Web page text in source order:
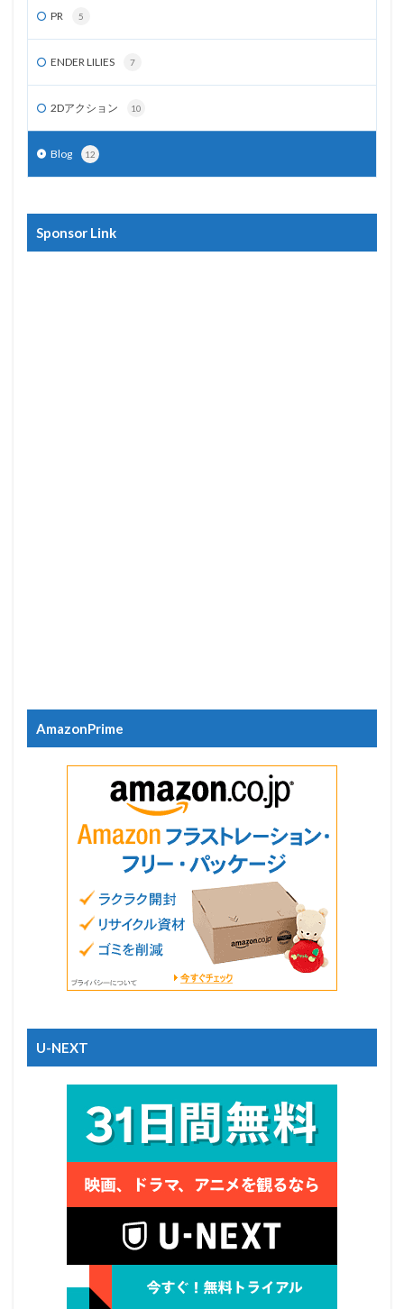
PR 5
ENDER LILIES 7
2Dアクション 10
Blog 12
Sponsor Link
AmazonPrime
U-NEXT